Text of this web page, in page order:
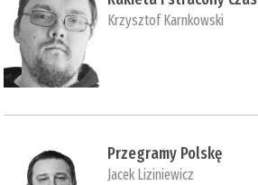
Krzysztof Karnkowski
Przegramy Polskę
Jacek Liziniewicz